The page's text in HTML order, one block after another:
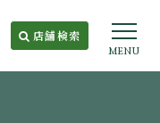
MENU
店舗検索